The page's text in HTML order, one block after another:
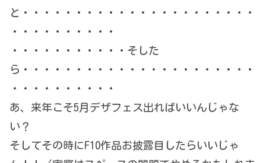
と・・・・・・・・・・・・・・・・・・・・・・
・・・・・・・・・・
・・・・・・・・・・・そした
ら・・・・・・・・・・・・・・・・・・・・・・
・・・・・・・・・・
あ、来年こそ5月デザフェス出ればいいんじゃな
い？
そしてその時にF10作品お披露目したらいいじゃ